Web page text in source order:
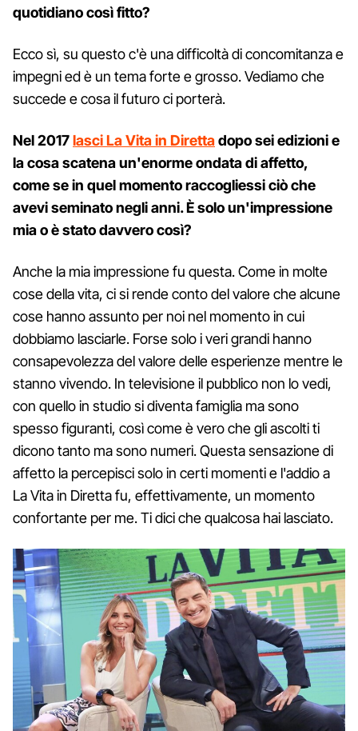
quotidiano così fitto?
Ecco sì, su questo c'è una difficoltà di concomitanza e
impegni ed è un tema forte e grosso. Vediamo che
succede e cosa il futuro ci porterà.
Nel 2017lasci La Vita in Direttadopo sei edizioni e
la cosa scatena un'enorme ondata di affetto,
come se in quel momento raccogliessi ciò che
avevi seminato negli anni. È solo un'impressione
mia o è stato davvero così?
Anche la mia impressione fu questa. Come in molte
cose della vita, ci si rende conto del valore che alcune
cose hanno assunto per noi nel momento in cui
dobbiamo lasciarle. Forse solo i veri grandi hanno
consapevolezza del valore delle esperienze mentre le
stanno vivendo. In televisione il pubblico non lo vedi,
con quello in studio si diventa famiglia ma sono
spesso figuranti, così come è vero che gli ascolti ti
dicono tanto ma sono numeri. Questa sensazione di
affetto la percepisci solo in certi momenti e l'addio a
La Vita in Diretta fu, effettivamente, un momento
confortante per me. Ti dici che qualcosa hai lasciato.